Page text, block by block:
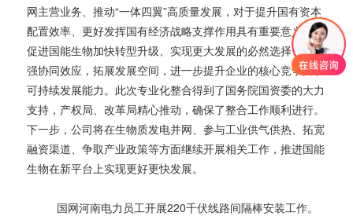
网主营业务、推动“一体四翼”高质量发展，对于提升国有资本
配置效率、更好发挥国有经济战略支撑作用具有重要意义;是
促进国能生物加快转型升级、实现更大发展的必然选择，将增
强协同效应，拓展发展空间，进一步提升企业的核心竞争力和
可持续发展能力。此次专业化整合得到了国务院国资委的大力
支持，产权局、改革局精心推动，确保了整合工作顺利进行。
下一步，公司将在生物质发电并网、参与工业供气供热、拓宽
融资渠道、争取产业政策等方面继续开展相关工作，推进国能
生物在新平台上实现更好更快发展。
国网河南电力员工开展220千伏线路间隔棒安装工作。